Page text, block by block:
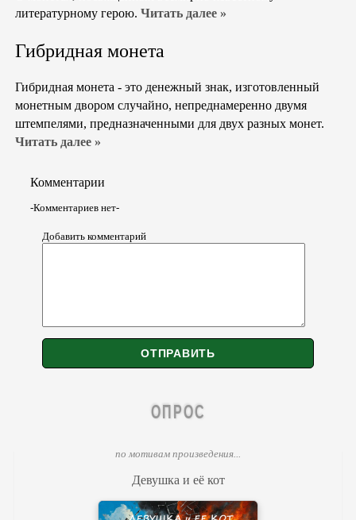
литературному герою. Читать далее »
Гибридная монета
Гибридная монета - это денежный знак, изготовленный
монетным двором случайно, непреднамеренно двумя
штемпелями, предназначенными для двух разных монет.
Читать далее »
Комментарии
-Комментариев нет-
Добавить комментарий
ОПРОС
по мотивам произведения...
Девушка и её кот